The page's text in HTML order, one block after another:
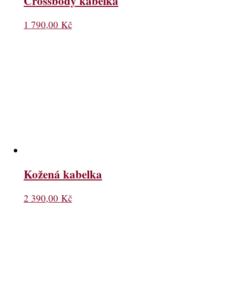
1 790,00 Kč
Kožená kabelka
2 390,00 Kč